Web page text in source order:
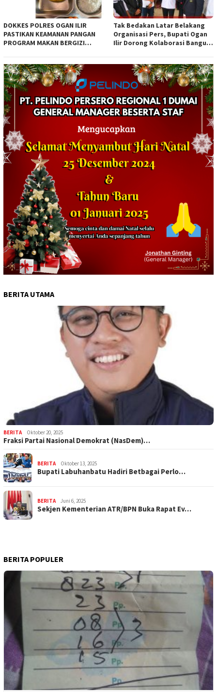
DOKKES POLRES OGAN ILIR
PASTIKAN KEAMANAN PANGAN
PROGRAM MAKAN BERGIZI
ORGANOLEPTIK*
Tak Bedakan Latar Belakang
Organisasi Pers, Bupati Ogan
Ilir Dorong Kolaborasi Bangun
BERITA UTAMA
BERITA Oktober 20, 2025
Fraksi Partai Nasional Demokrat (NasDem)…
BERITA Oktober 13, 2025
Bupati Labuhanbatu Hadiri Betbagai Perlo…
BERITA Juni 6, 2025
Sekjen Kementerian ATR/BPN Buka Rapat Ev…
BERITA POPULER